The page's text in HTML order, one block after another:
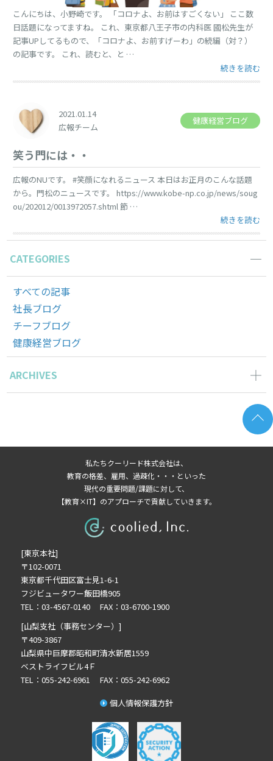
こんにちは、小野崎です。 「コロナよ、お前はすごくない」 ここ数
日話題になってますね。 これ、東京都八王子市の内科医 國松先生が
記事UPしてるもので、「コロナよ、お前すげーわ」の続編（対？）
の記事です。 これ、読むと、と …
“「コロナよ
続きを読む
2021.01.14
広報チーム
健康経営ブログ
笑う門には・・
広報のNUです。 #笑顔になれるニュース 本日はお正月のこんな話題
から。門松のニュースです。 https://www.kobe-np.co.jp/news/soug
ou/202012/0013972057.shtml 節 …
“笑う門には・
続きを読む
CATEGORIES
すべての記事
社長ブログ
チーフブログ
健康経営ブログ
ARCHIVES
2025年8月の記事一覧(1)
2025年6月の記事一覧(1)
2025年4月の記事一覧(1)
2025年3月の記事一覧(1)
2025年2月の記事一覧(1)
2024年9月の記事一覧(1)
2024年6月の記事一覧(1)
2024年5月の記事一覧(2)
2024年3月の記事一覧(2)
2023年10月の記事一覧(1)
2023年3月の記事一覧(2)
2022年12月の記事一覧(1)
2022年8月の記事一覧(1)
2022年5月の記事一覧(1)
2022年4月の記事一覧(1)
2022年3月の記事一覧(1)
私たちクーリード株式会社は、
教育の格差、雇用、過疎化・・・といった
現代の重要問題/課題に対して、
【教育×IT】のアプローチで貢献していきます。
[東京本社]
〒102-0071
東京都千代田区富士見1-6-1
フジビュータワー飯田橋905
TEL：03-4567-0140 FAX：03-6700-1900
[山梨支社（事務センター）]
〒409-3867
山梨県中巨摩郡昭和町清水新居1559
ベストライフビル4Ｆ
TEL：055-242-6961 FAX：055-242-6962
個人情報保護方針